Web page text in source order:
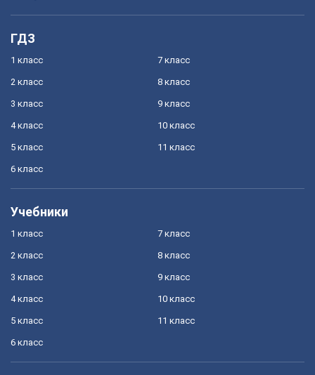
ГДЗ
1 класс
2 класс
3 класс
4 класс
5 класс
6 класс
7 класс
8 класс
9 класс
10 класс
11 класс
Учебники
1 класс
2 класс
3 класс
4 класс
5 класс
6 класс
7 класс
8 класс
9 класс
10 класс
11 класс